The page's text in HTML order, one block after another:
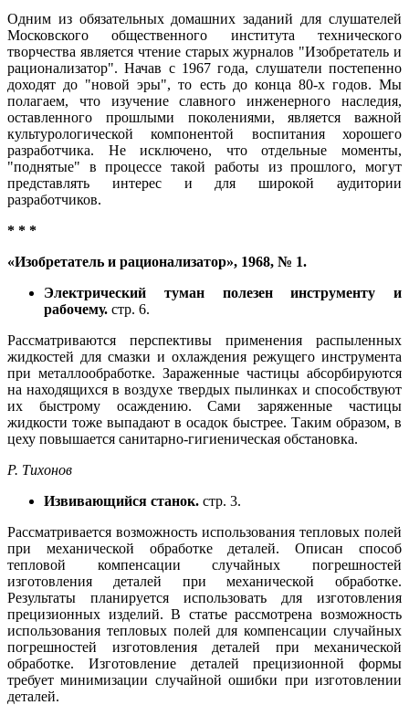
Одним из обязательных домашних заданий для слушателей
Московского общественного института технического
творчества является чтение старых журналов "Изобретатель и
рационализатор". Начав с 1967 года, слушатели постепенно
доходят до "новой эры", то есть до конца 80-х годов. Мы
полагаем, что изучение славного инженерного наследия,
оставленного прошлыми поколениями, является важной
культурологической компонентой воспитания хорошего
разработчика. Не исключено, что отдельные моменты,
"поднятые" в процессе такой работы из прошлого, могут
представлять интерес и для широкой аудитории
разработчиков.
* * *
«Изобретатель и рационализатор», 1968, № 1.
Электрический туман полезен инструменту и
рабочему. стр. 6.
Рассматриваются перспективы применения распыленных
жидкостей для смазки и охлаждения режущего инструмента
при металлообработке. Зараженные частицы абсорбируются
на находящихся в воздухе твердых пылинках и способствуют
их быстрому осаждению. Сами заряженные частицы
жидкости тоже выпадают в осадок быстрее. Таким образом, в
цеху повышается санитарно-гигиеническая обстановка.
Р. Тихонов
Извивающийся станок. стр. 3.
Рассматривается возможность использования тепловых полей
при механической обработке деталей. Описан способ
тепловой компенсации случайных погрешностей
изготовления деталей при механической обработке.
Результаты планируется использовать для изготовления
прецизионных изделий. В статье рассмотрена возможность
использования тепловых полей для компенсации случайных
погрешностей изготовления деталей при механической
обработке. Изготовление деталей прецизионной формы
требует минимизации случайной ошибки при изготовлении
деталей.